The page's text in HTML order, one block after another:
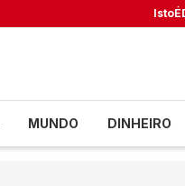
IstoÉ
MUNDO DINHEIRO